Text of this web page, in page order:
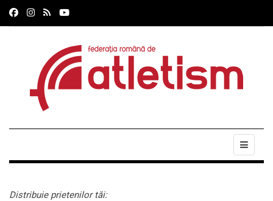
Distribuie prietenilor tăi: